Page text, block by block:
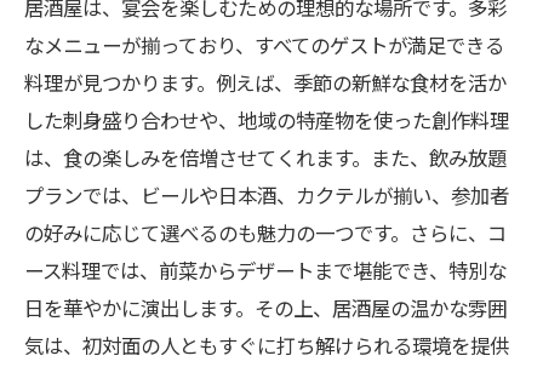
居酒屋は、宴会を楽しむための理想的な場所です。多彩
なメニューが揃っており、すべてのゲストが満足できる
料理が見つかります。例えば、季節の新鮮な食材を活か
した刺身盛り合わせや、地域の特産物を使った創作料理
は、食の楽しみを倍増させてくれます。また、飲み放題
プランでは、ビールや日本酒、カクテルが揃い、参加者
の好みに応じて選べるのも魅力の一つです。さらに、コ
ース料理では、前菜からデザートまで堪能でき、特別な
日を華やかに演出します。その上、居酒屋の温かな雰囲
気は、初対面の人ともすぐに打ち解けられる環境を提供